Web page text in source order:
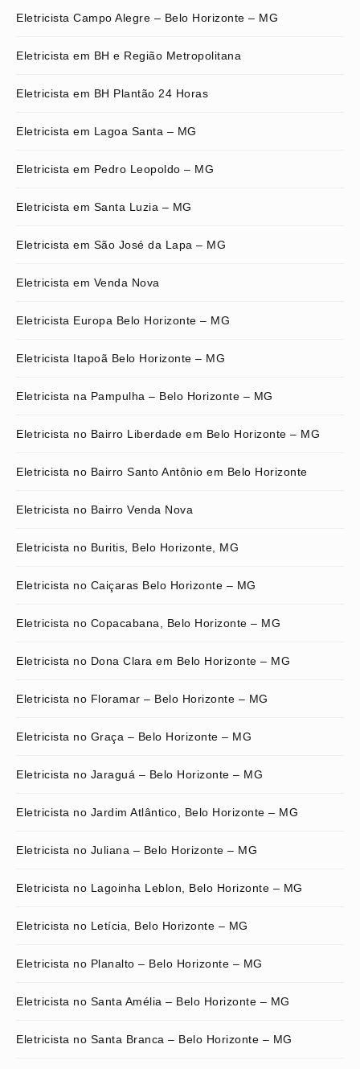
Eletricista Campo Alegre – Belo Horizonte – MG
Eletricista em BH e Região Metropolitana
Eletricista em BH Plantão 24 Horas
Eletricista em Lagoa Santa – MG
Eletricista em Pedro Leopoldo – MG
Eletricista em Santa Luzia – MG
Eletricista em São José da Lapa – MG
Eletricista em Venda Nova
Eletricista Europa Belo Horizonte – MG
Eletricista Itapoã Belo Horizonte – MG
Eletricista na Pampulha – Belo Horizonte – MG
Eletricista no Bairro Liberdade em Belo Horizonte – MG
Eletricista no Bairro Santo Antônio em Belo Horizonte
Eletricista no Bairro Venda Nova
Eletricista no Buritis, Belo Horizonte, MG
Eletricista no Caiçaras Belo Horizonte – MG
Eletricista no Copacabana, Belo Horizonte – MG
Eletricista no Dona Clara em Belo Horizonte – MG
Eletricista no Floramar – Belo Horizonte – MG
Eletricista no Graça – Belo Horizonte – MG
Eletricista no Jaraguá – Belo Horizonte – MG
Eletricista no Jardim Atlântico, Belo Horizonte – MG
Eletricista no Juliana – Belo Horizonte – MG
Eletricista no Lagoinha Leblon, Belo Horizonte – MG
Eletricista no Letícia, Belo Horizonte – MG
Eletricista no Planalto – Belo Horizonte – MG
Eletricista no Santa Amélia – Belo Horizonte – MG
Eletricista no Santa Branca – Belo Horizonte – MG